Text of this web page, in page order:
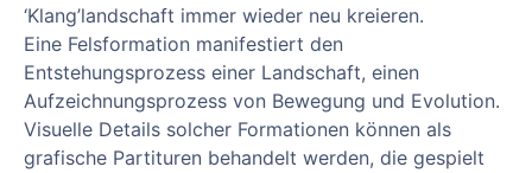
‘Klang’landschaft immer wieder neu kreieren.
Eine Felsformation manifestiert den
Entstehungsprozess einer Landschaft, einen
Aufzeichnungsprozess von Bewegung und Evolution.
Visuelle Details solcher Formationen können als
grafische Partituren behandelt werden, die gespielt